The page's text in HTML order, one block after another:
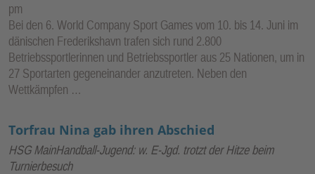
pm
Bei den 6. World Company Sport Games vom 10. bis 14. Juni im
dänischen Frederikshavn trafen sich rund 2.800
Betriebssportlerinnen und Betriebssportler aus 25 Nationen, um in
27 Sportarten gegeneinander anzutreten. Neben den
Wettkämpfen …
Torfrau Nina gab ihren Abschied
HSG MainHandball-Jugend: w. E-Jgd. trotzt der Hitze beim
Turnierbesuch